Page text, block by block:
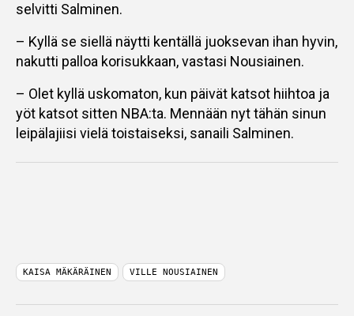
selvitti Salminen.
– Kyllä se siellä näytti kentällä juoksevan ihan hyvin,
nakutti palloa korisukkaan, vastasi Nousiainen.
– Olet kyllä uskomaton, kun päivät katsot hiihtoa ja
yöt katsot sitten NBA:ta. Mennään nyt tähän sinun
leipälajiisi vielä toistaiseksi, sanaili Salminen.
KAISA MÄKÄRÄINEN VILLE NOUSIAINEN